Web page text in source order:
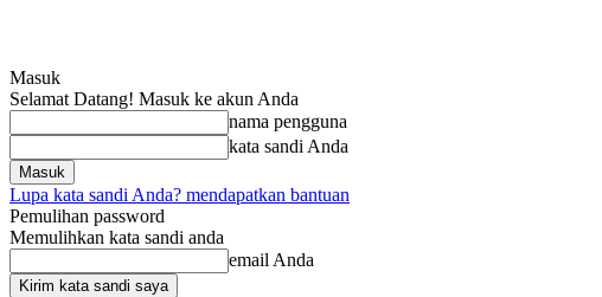
Masuk
Selamat Datang! Masuk ke akun Anda
nama pengguna
kata sandi Anda
Lupa kata sandi Anda? mendapatkan bantuan
Pemulihan password
Memulihkan kata sandi anda
email Anda